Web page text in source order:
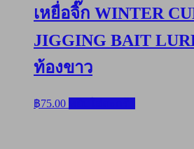
เหยื่อจิ๊ก WINTER
JIGGING BAIT
ท้องขาว
฿75.00